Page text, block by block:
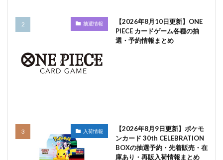
抽選情報
【2026年8月10日更新】ONE
PIECE カードゲーム各種の抽
選・予約情報まとめ
入荷情報
【2026年8月9日更新】ポケモ
ンカード 30th CELEBRATION
BOXの抽選予約・先着販売・在
庫あり・再販入荷情報まとめ